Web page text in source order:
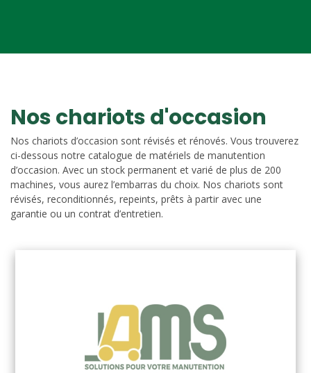
Nos chariots d'occasion
Nos chariots d’occasion sont révisés et rénovés. Vous trouverez
ci-dessous notre catalogue de matériels de manutention
d’occasion. Avec un stock permanent et varié de plus de 200
machines, vous aurez l’embarras du choix. Nos chariots sont
révisés, reconditionnés, repeints, prêts à partir avec une
garantie ou un contrat d’entretien.